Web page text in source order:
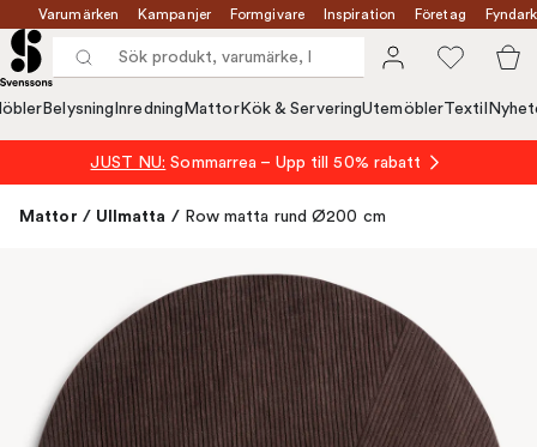
Varumärken Kampanjer Formgivare Inspiration Företag
Belysning Inredning MattorKök & ServeringUtemöblerTextil
JUST NU: Sommarrea – Upp till 50% rabatt
Mattor / Ullmatta / Row matta rund Ø200 cm